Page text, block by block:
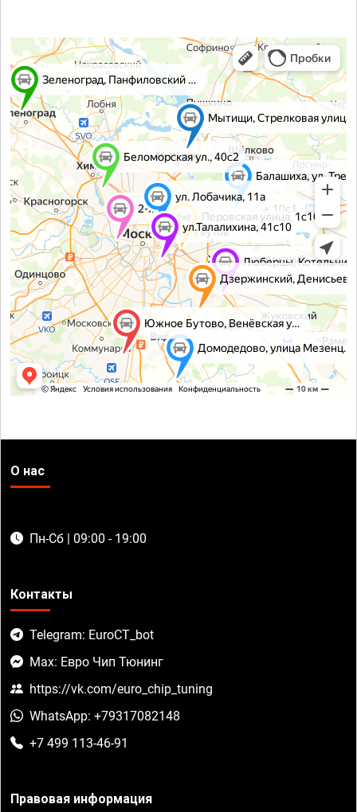
О нас
Пн-Сб | 09:00 - 19:00
Контакты
Telegram: EuroCT_bot
Max: Евро Чип Тюнинг
https://vk.com/euro_chip_tuning
WhatsApp: +79317082148
+7 499 113-46-91
Правовая информация